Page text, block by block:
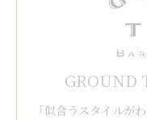
GROUND
「似合うスタイルが